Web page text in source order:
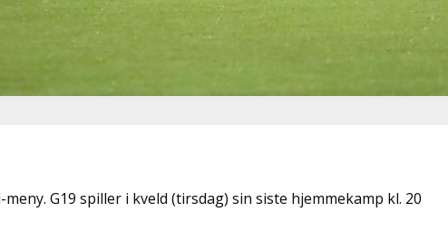
G19 spiller i kveld (tirsdag) sin siste hjemmekamp kl. 20